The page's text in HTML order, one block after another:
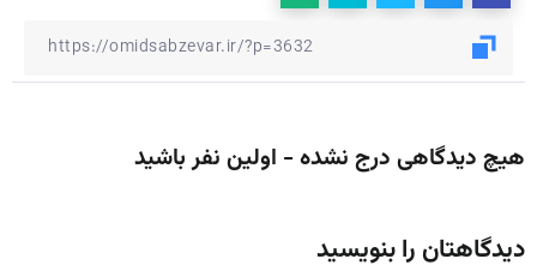
هیچ دیدگاهی درج نشده - اولین نفر باشید
دیدگاهتان را بنویسید